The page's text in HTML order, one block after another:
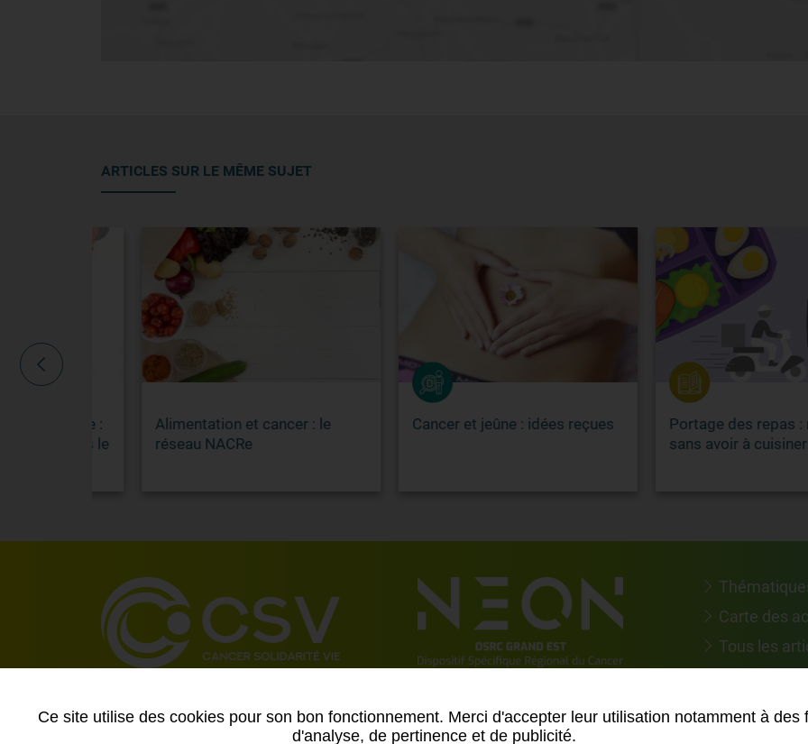
Ce site utilise des cookies pour son bon fonctionnement. Merci d'accepter leur utilisation notamment à des
d'analyse, de pertinence et de publicité.
ARTICLES SUR LE MÊME SUJET
Alimentation et cancer : le
réseau NACRe
Cancer et jeûne : idées reçues
Portage des repas :
sans avoir à cuisiner
Carte des
Tous les